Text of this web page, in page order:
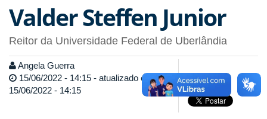
Valder Steffen Junior
Reitor da Universidade Federal de Uberlândia
Angela Guerra
15/06/2022 - 14:15 - atualizado em
15/06/2022 - 14:15